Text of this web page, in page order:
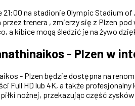
21:00 na stadionie Olympic Stadium
trenera , zmierzy się z Plzen
a kibice mogą śledzić je na żywo
- Plzen w
- Plzen będzie dostępna na
Full HD lub 4K, a także
nożnej, przekazując część